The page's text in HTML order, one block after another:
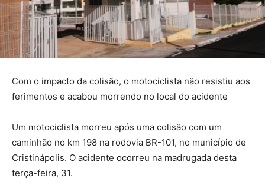
Com o impacto da colisão, o motociclista não resistiu aos
ferimentos e acabou morrendo no local do acidente
Um motociclista morreu após uma colisão com um
caminhão no km 198 na rodovia BR-101, no município de
Cristinápolis. O acidente ocorreu na madrugada desta
terça-feira, 31.